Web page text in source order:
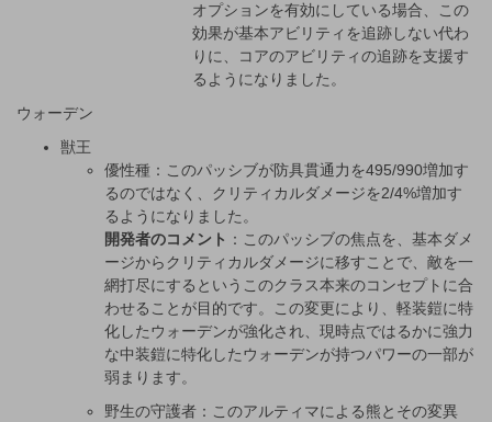
オプションを有効にしている場合、この
効果が基本アビリティを追跡しない代わ
りに、コアのアビリティの追跡を支援す
るようになりました。
ウォーデン
獣王
優性種：このパッシブが防具貫通力を495/990増加す
るのではなく、クリティカルダメージを2/4%増加す
るようになりました。
開発者のコメント ：このパッシブの焦点を、基本ダメ
ージからクリティカルダメージに移すことで、敵を一
網打尽にするというこのクラス本来のコンセプトに合
わせることが目的です。この変更により、軽装鎧に特
化したウォーデンが強化され、現時点ではるかに強力
な中装鎧に特化したウォーデンが持つパワーの一部が
弱まります。
野生の守護者：このアルティマによる熊とその変異